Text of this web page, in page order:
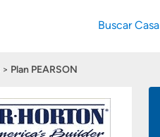
Buscar Casa
Plan PEARSON